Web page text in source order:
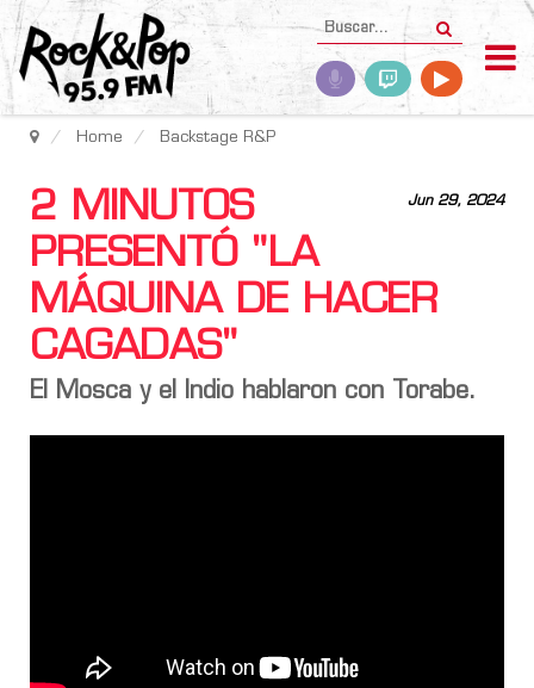
Home Backstage R&P
Jun 29, 2024
2 MINUTOS
PRESENTÓ "LA
MÁQUINA DE HACER
CAGADAS"
El Mosca y el Indio hablaron con Torabe.